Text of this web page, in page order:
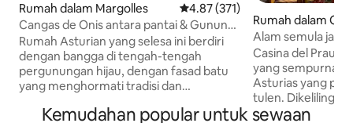
Rumah dalam Margolles Penarafan purata 4.87 daripada
4.87 (371)
Cangas de Onis antara pantai & Gunung
- indah
Rumah Asturian yang selesa ini berdiri
dengan bangga di tengah-tengah
pergunungan hijau, dengan fasad batu
yang menghormati tradisi dan
sesuai untuk percutian. Di dalamnya,
Rumah dalam
Alam semula jadi
La Casina del Prau
Casina del Prau
yang sempurna
Asturias yang
tulen. Dikelilingi
hijau dan sangat
Kemudahan popular untuk sewaan